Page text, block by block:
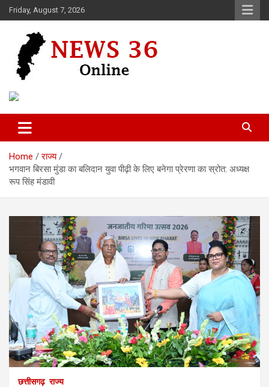
Skip
to
Friday, August 7, 2026
News 36
Home
राज्य
भगवान बिरसा मुंडा का बलिदान युवा पीढ़ी के लिए बनेगा प्रेरणा का स्रोत: अध्यक्ष
रूप सिंह मंडावी
छत्तीसगढ़ राज्य